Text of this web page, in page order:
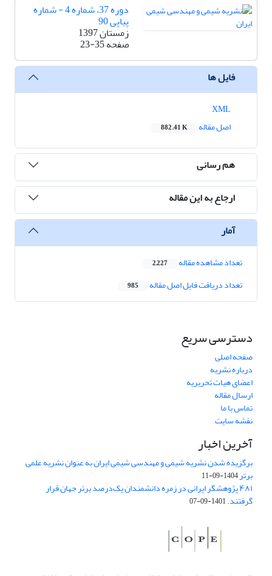
دوره 37، شماره 4 - شماره
پیاپی 90
زمستان 1397
صفحه23-35
فایل ها
اصل مقاله
882.41 K
هم رسانی
ارجاع به این مقاله
آمار
تعداد مشاهده مقاله 2,227
تعداد دریافت فایل اصل مقاله 985
دسترسی سریع
صفحه اصلی
درباره نشریه
اعضای هیات تحریریه
ارسال مقاله
تماس با ما
نقشه سایت
آخرین اخبار
برگزیده شدن نشریه شیمی و مهندسی شیمی ایران به عنوان نشریه علمی
برتر1404-09-11
۴۸۱ پژوهشگر ایرانی در زمره دانشمندان یک‌درصد برتر جهان قرار
گرفتند.1401-09-07